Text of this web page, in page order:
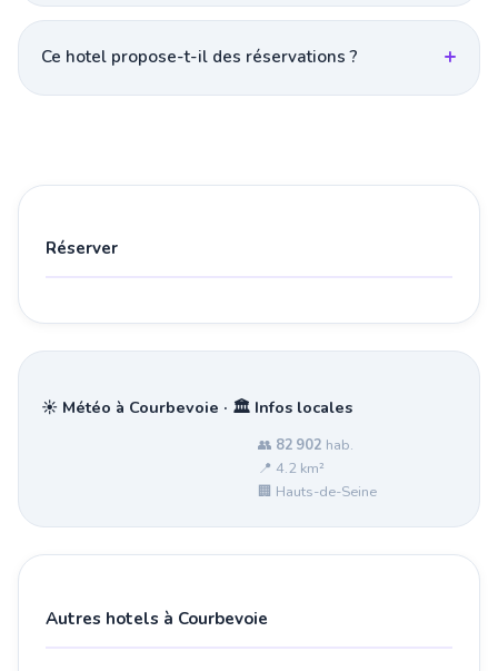
Ce hotel propose-t-il des réservations ?
Réserver
☀️ Météo à Courbevoie · 🏛️ Infos locales
👥 82 902 hab.
📍 4.2 km²
🏢 Hauts-de-Seine
Autres hotels à Courbevoie